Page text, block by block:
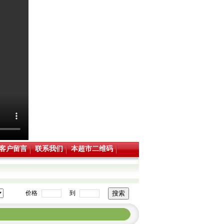
户留言 联系我们 本超市二维码
价格 到